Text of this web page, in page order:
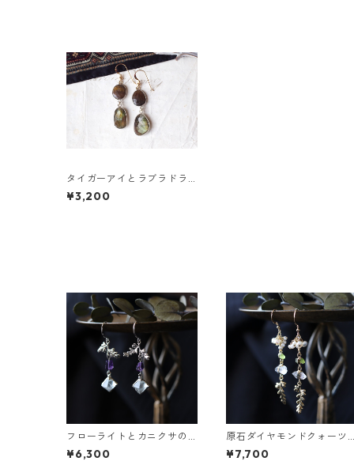
タイガーアイとラブラドラ
イトのピアス
¥3,200
フローライトとカニクサの
葉ピアス
¥6,300
原石ダイヤモンドクォーツ
とカニクサの葉ピアス
¥7,700